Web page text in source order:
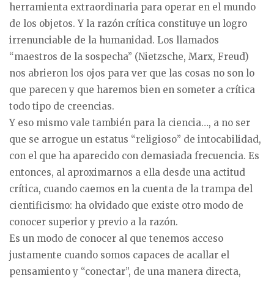
herramienta extraordinaria para operar en el mundo
de los objetos. Y la razón crítica constituye un logro
irrenunciable de la humanidad. Los llamados
“maestros de la sospecha” (Nietzsche, Marx, Freud)
nos abrieron los ojos para ver que las cosas no son lo
que parecen y que haremos bien en someter a crítica
todo tipo de creencias.
Y eso mismo vale también para la ciencia…, a no ser
que se arrogue un estatus “religioso” de intocabilidad,
con el que ha aparecido con demasiada frecuencia. Es
entonces, al aproximarnos a ella desde una actitud
crítica, cuando caemos en la cuenta de la trampa del
cientificismo: ha olvidado que existe otro modo de
conocer superior y previo a la razón.
Es un modo de conocer al que tenemos acceso
justamente cuando somos capaces de acallar el
pensamiento y “conectar”, de una manera directa,